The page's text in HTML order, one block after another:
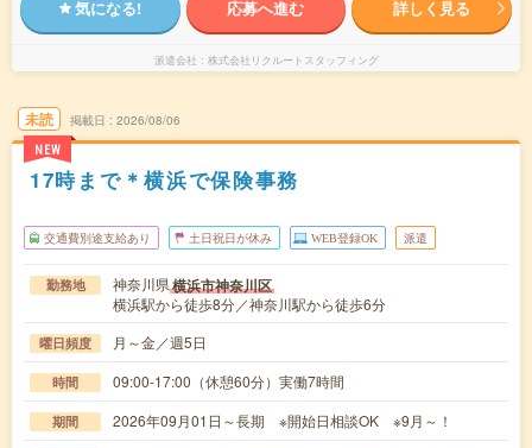
気になる! 応募へ進む 詳しく見る
派遣会社 株式会社リクルートスタッフィング
未読
NEW
掲載日 2026/08/06
17時まで＊横浜で保険事務
交通費別途支給あり 土日祝日が休み WEB登録OK 派遣
勤務地 神奈川県横浜市神奈川区
横浜駅から徒歩8分／神奈川駅から徒歩6分
曜日頻度 月～金／週5日
時間 09:00-17:00（休憩60分）実働7時間
期間 2026年09月01日～長期 ※開始日相談OK ※9月～！